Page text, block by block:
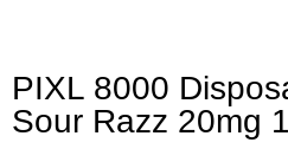
PIXL 8000
Sour Razz 20mg